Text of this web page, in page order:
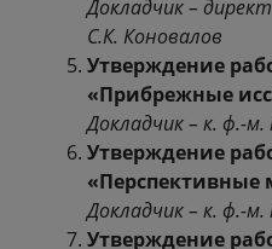
Докладчик –
С.К. Коновалов
Утверждение
«Прибрежные
Докладчик – к. ф.-м.
Утверждение
«Перспективные
Докладчик – к. ф.-м.
Утверждение